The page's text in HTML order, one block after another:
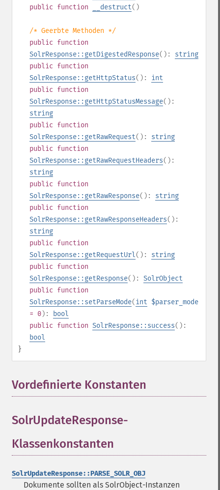
public function __destruct()
/* Geerbte Methoden */
public function
SolrResponse::getDigestedResponse(): string
public function
SolrResponse::getHttpStatus(): int
public function
SolrResponse::getHttpStatusMessage():
string
public function
SolrResponse::getRawRequest(): string
public function
SolrResponse::getRawRequestHeaders():
string
public function
SolrResponse::getRawResponse(): string
public function
SolrResponse::getRawResponseHeaders():
string
public function
SolrResponse::getRequestUrl(): string
public function
SolrResponse::getResponse(): SolrObject
public function
SolrResponse::setParseMode(int $parser_mode
= 0):
bool
public function SolrResponse::success():
bool
}
Vordefinierte Konstanten
SolrUpdateResponse-
Klassenkonstanten
SolrUpdateResponse::PARSE_SOLR_OBJ
Dokumente sollten als SolrObject-Instanzen